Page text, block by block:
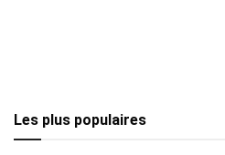
Les plus populaires